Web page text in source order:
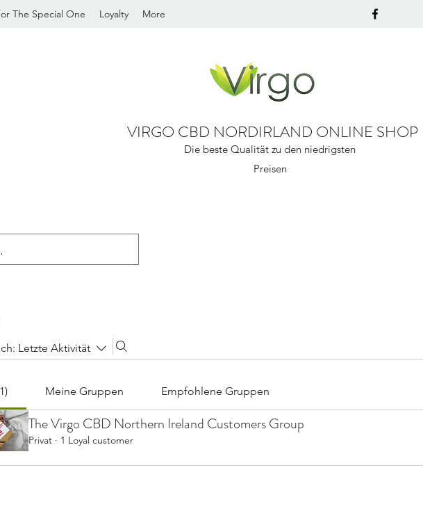
The Special One Loyalty More
VIRGO CBD NORDIRLAND ONLINE SHOP
Die beste Qualität zu den niedrigsten
Preisen
Letzte Aktivität
Meine Gruppen Empfohlene Gruppen
The Virgo CBD Northern Ireland Customers Group
Privat · 1 Loyal customer